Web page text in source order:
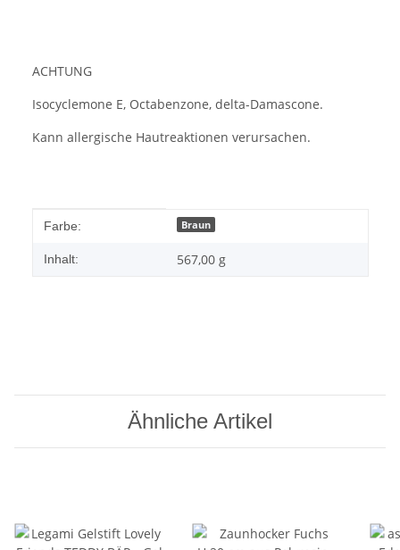
ACHTUNG
Isocyclemone E, Octabenzone, delta-Damascone.
Kann allergische Hautreaktionen verursachen.
Produkteigenschaft
Wert
Farbe: Braun
Inhalt: 567,00 g
Ähnliche Artikel